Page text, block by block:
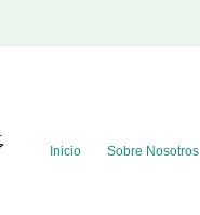
Inicio Sobre Nosotros